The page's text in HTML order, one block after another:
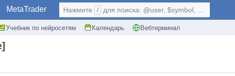
MetaTrader
Учебник по нейросетям Календарь Вебтерминал
Нажмите / для поиска: @user, $symbol, ...